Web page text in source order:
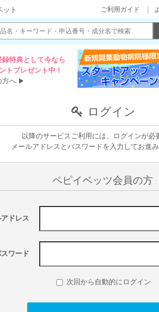
ット ご利用ガイド
録特典として今なら
トプレゼント中！
方へ ▶
ログイン
以降のサービスご利用には、ログインが必
メールアドレスとパスワードを入力してお進み
ペピイベッツ会員の方
アドレス
ワード
次回から自動的にログイン